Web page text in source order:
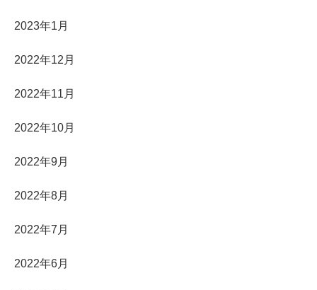
2023年1月
2022年12月
2022年11月
2022年10月
2022年9月
2022年8月
2022年7月
2022年6月